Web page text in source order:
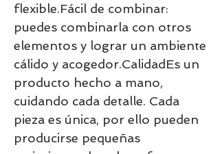
flexible.Fácil de combinar:
puedes combinarla con otros
elementos y lograr un ambiente
cálido y acogedor.CalidadEs un
producto hecho a mano,
cuidando cada detalle. Cada
pieza es única, por ello pueden
producirse pequeñas